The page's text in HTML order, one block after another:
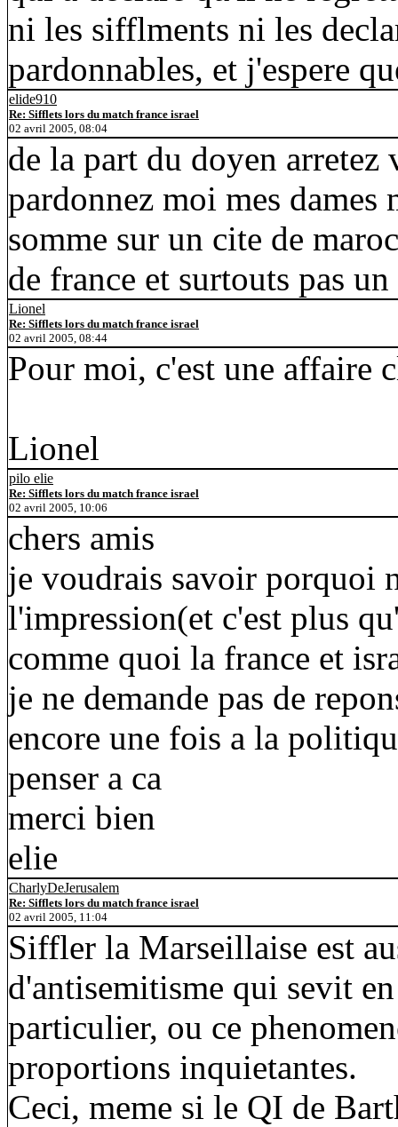
ni les sifflments ni les
pardonnables, et j'espere
elide910
Re: Sifflets lors du match france israel
02 avril 2005, 08:04
de la part du doyen arretez
pardonnez moi mes
somme sur un cite de
de france et surtouts pas
Lionel
Re: Sifflets lors du match france israel
02 avril 2005, 08:44
Pour moi, c'est une affaire
Lionel
pilo elie
Re: Sifflets lors du match france israel
02 avril 2005, 10:06
chers amis
je voudrais savoir porquoi
l'impression(et c'est plus
comme quoi la france et
je ne demande pas de
encore une fois a la
penser a ca
merci bien
elie
CharlyDeJerusalem
Re: Sifflets lors du match france israel
02 avril 2005, 11:04
Siffler la Marseillaise est
d'antisemitisme qui sevit
particulier, ou ce
proportions inquietantes.
Ceci, meme si le QI de